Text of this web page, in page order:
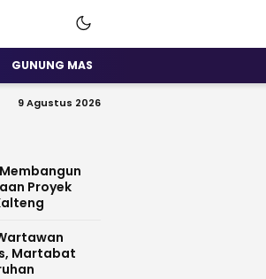
GUNUNG MAS
9 Agustus 2026
Proyek
Martabat